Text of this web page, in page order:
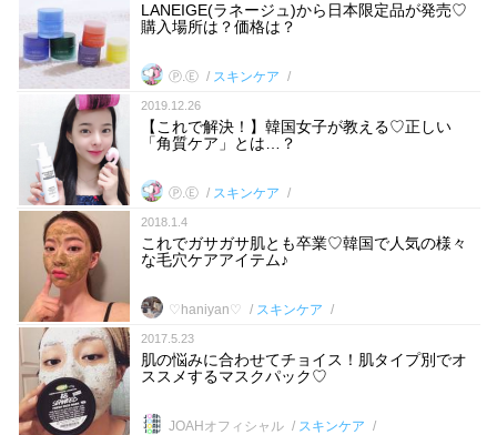
LANEIGE(ラネージュ)から日本限定品が発売♡
購入場所は？価格は？
Ⓟ.Ⓔ スキンケア
2019.12.26
【これで解決！】韓国女子が教える♡正しい
「角質ケア」とは…？
Ⓟ.Ⓔ スキンケア
2018.1.4
これでガサガサ肌とも卒業♡韓国で人気の様々
な毛穴ケアアイテム♪
♡haniyan♡ スキンケア
2017.5.23
肌の悩みに合わせてチョイス！肌タイプ別でオ
ススメするマスクパック♡
JOAHオフィシャル スキンケア